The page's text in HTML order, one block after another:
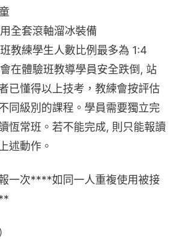
全套滾軸溜冰裝備
教練學生人數比例最多為 1:4
在體驗班教導學員安全跌倒, 站
已懂得以上技考，教練會按評估
同級別的課程。學員需要獨立完
恆常班。若不能完成, 則只能報讀
述動作。
一次****如同一人重複使用被接